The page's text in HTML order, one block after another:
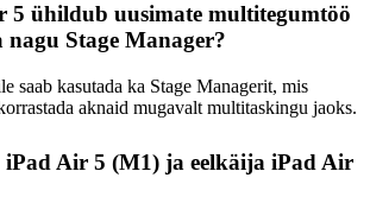
5 ühildub uusimate multitegumtöö
Stage Manager?
saab kasutada ka Stage Managerit, mis
aknaid mugavalt multitaskingu jaoks.
iPad Air 5 (M1) ja eelkäija iPad Air